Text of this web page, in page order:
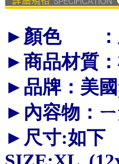
►顏色 ：
►商品材質
►品牌：美
►內容物：
►尺寸:如下